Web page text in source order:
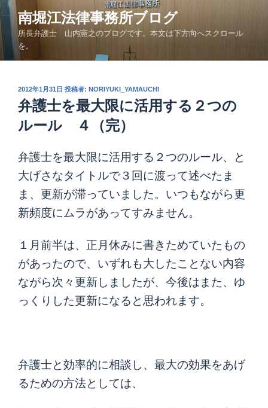
コ
ン
テ
ツ
南堀江法律事務所ブログ
所長弁護士 山内憲之のブログです。本文は下方向へスクロール
を。
投
稿
日:
2012年1月31日 投稿者: NORIYUKI_YAMAUCHI
弁護士を最大限に活用する２つの
ルール ４（完）
弁護士を最大限に活用する２つのルール、と
大げさなタイトルで３回に渡って述べたま
ま、更新が滞っていました。いつもながら更
新頻度にムラがあってすみません。
１月前半は、正月休みに書きためていたもの
があったので、いずれも大したことない内容
ながら次々更新しましたが、今後はまた、ゆ
っくりした更新になると思われます。
弁護士と効率的に相談し、最大の効果をあげ
るための方法としては、